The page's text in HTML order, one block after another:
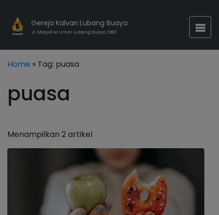
Gereja Kalvari Lubang Buaya
Jl. Masjid Al Umar Lubang Buaya 3B10
Home » Tag: puasa
puasa
Menampilkan 2 artikel